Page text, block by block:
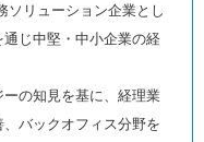
ソリューション企業とし
じ中堅・中小企業の経
の知見を基に、経理業
バックオフィス分野を